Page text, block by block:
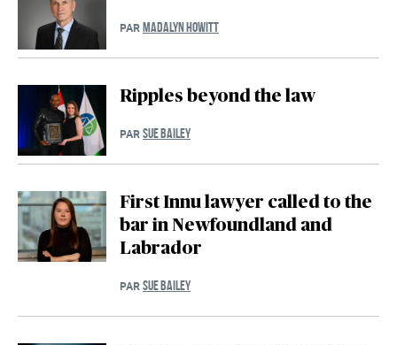
PAR MADALYN HOWITT
Ripples beyond the law
PAR SUE BAILEY
First Innu lawyer called to the
bar in Newfoundland and
Labrador
PAR SUE BAILEY